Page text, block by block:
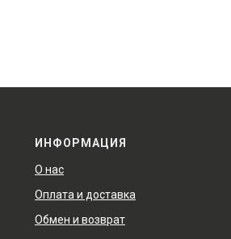
ИНФОРМАЦИЯ
О нас
Оплата и доставка
Обмен и возврат